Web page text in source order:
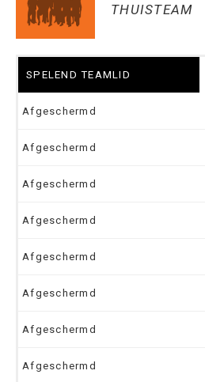
THUISTEAM
SPELEND TEAMLID
Afgeschermd
Afgeschermd
Afgeschermd
Afgeschermd
Afgeschermd
Afgeschermd
Afgeschermd
Afgeschermd